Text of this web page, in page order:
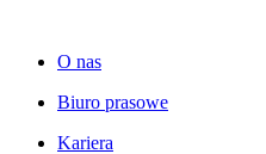
O nas
Biuro prasowe
Kariera